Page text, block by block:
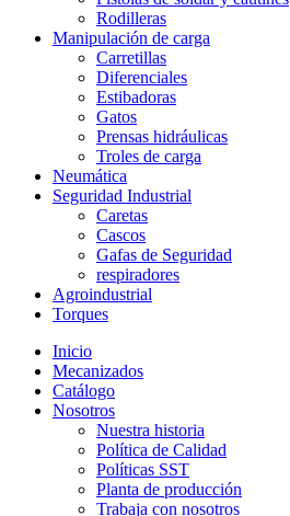
Rodilleras
Manipulación de carga
Carretillas
Diferenciales
Estibadoras
Gatos
Prensas hidráulicas
Troles de carga
Neumática
Seguridad Industrial
Caretas
Cascos
Gafas de Seguridad
respiradores
Agroindustrial
Torques
Inicio
Mecanizados
Catálogo
Nosotros
Nuestra historia
Política de Calidad
Políticas SST
Planta de producción
Trabaja con nosotros